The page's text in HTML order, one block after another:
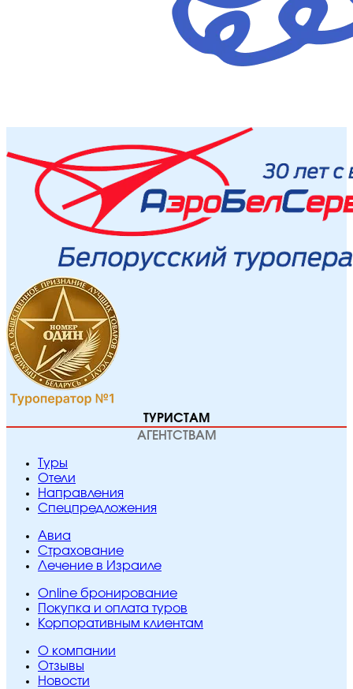
ТУРИСТАМ
АГЕНТСТВАМ
Туры
Отели
Направления
Спецпредложения
Авиа
Страхование
Лечение в Израиле
Online бронирование
Покупка и оплата туров
Корпоративным клиентам
O компании
Отзывы
Новости